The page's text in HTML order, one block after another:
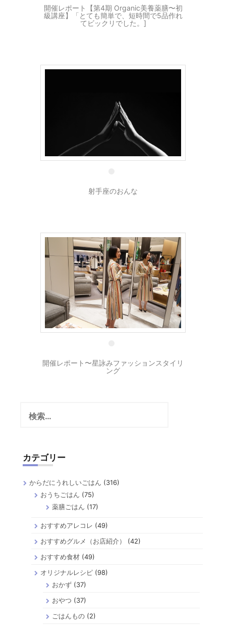
開催レポート【第4期 Organic美養薬膳〜初
級講座】「とても簡単で、短時間で5品作れ
てビックリでした。]
射手座のおんな
1 8月
開催レポート〜星詠みファッションスタイリ
ング
カテゴリー
からだにうれしいごはん (316)
おうちごはん (75)
薬膳ごはん (17)
おすすめアレコレ (49)
おすすめグルメ（お店紹介）
(42)
おすすめ食材 (49)
オリジナルレシピ (98)
おかず(37)
おやつ (37)
ごはんもの(2)